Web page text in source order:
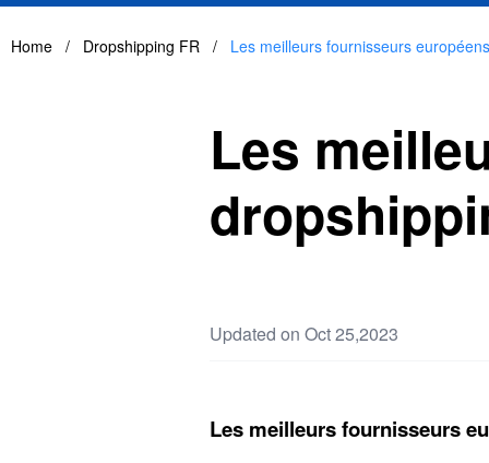
Home / Dropshipping FR / Les meilleurs fournisseurs
Les
Updated on Oct 25,2023
Les meilleurs fournisseurs